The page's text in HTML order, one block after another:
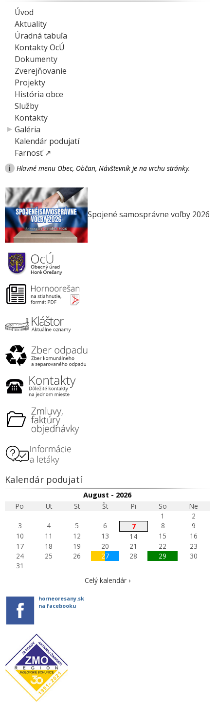
Úvod
Aktuality
Úradná tabuľa
Kontakty OcÚ
Dokumenty
Zverejňovanie
Projekty
História obce
Služby
Kontakty
Galéria
Kalendár podujatí
Farnosť ↗
i Hlavné menu Obec, Občan, Návštevník je na vrchu stránky.
Spojené samosprávne voľby 2026
Kalendár podujatí
August - 2026
Po
Ut St Št Pi So
Ne
1
2
3
4 5 6 7 8
9
10
11 12 13 14 15
16
17
18 19 20 21 22
23
24
25 26 27 28 29
30
31
Celý kalendár ›
horneoresany.sk
na facebooku